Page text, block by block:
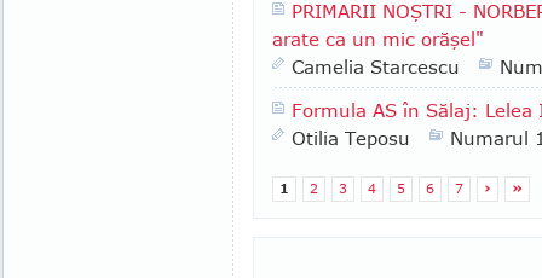
PRIMARII NOŞTRI -
arate ca un mic orăşel"
Camelia Starcescu
Formula AS în Sălaj: Lelea
Otilia Teposu
Numarul
1 2 3 4 5 6 7 › »